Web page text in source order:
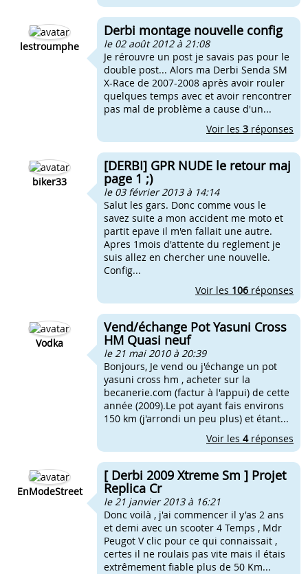
lestroumphe
Derbi montage nouvelle config
le 02 août 2012 à 21:08
Je rérouvre un post je savais pas pour le
double post... Alors ma Derbi Senda SM
X-Race de 2007-2008 après avoir rouler
quelques temps avec et avoir rencontrer
pas mal de problème a cause d'un...
Voir les 3 réponses
biker33
[DERBI] GPR NUDE le retour maj
page 1 ;)
le 03 février 2013 à 14:14
Salut les gars. Donc comme vous le
savez suite a mon accident me moto et
partit epave il m'en fallait une autre.
Apres 1mois d'attente du reglement je
suis allez en chercher une nouvelle.
Config...
Voir les 106 réponses
Vodka
Vend/échange Pot Yasuni Cross
HM Quasi neuf
le 21 mai 2010 à 20:39
Bonjours, Je vend ou j'échange un pot
yasuni cross hm , acheter sur la
becanerie.com (factur à l'appui) de cette
année (2009).Le pot ayant fais environs
150 km (j'arrondi un peu plus) et étant...
Voir les 4réponses
EnModeStreet
[ Derbi 2009 Xtreme Sm ] Projet
Replica Cr
le 21 janvier 2013 à 16:21
Donc voilà , j'ai commencer il y'as 2 ans
et demi avec un scooter 4 Temps , Mdr
Peugot V clic pour ce qui connaissait ,
certes il ne roulais pas vite mais il étais
extrêmement fiable plus de 50 Km...